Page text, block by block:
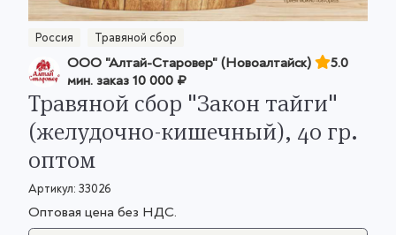
Россия Травяной сбор
ООО "Алтай-Старовер" (Новоалтайск)
5.0
мин. заказ10 000 ₽
Травяной сбор "Закон тайги"
(желудочно-кишечный), 40 гр.
оптом
Артикул: 33026
Оптовая цена без НДС.